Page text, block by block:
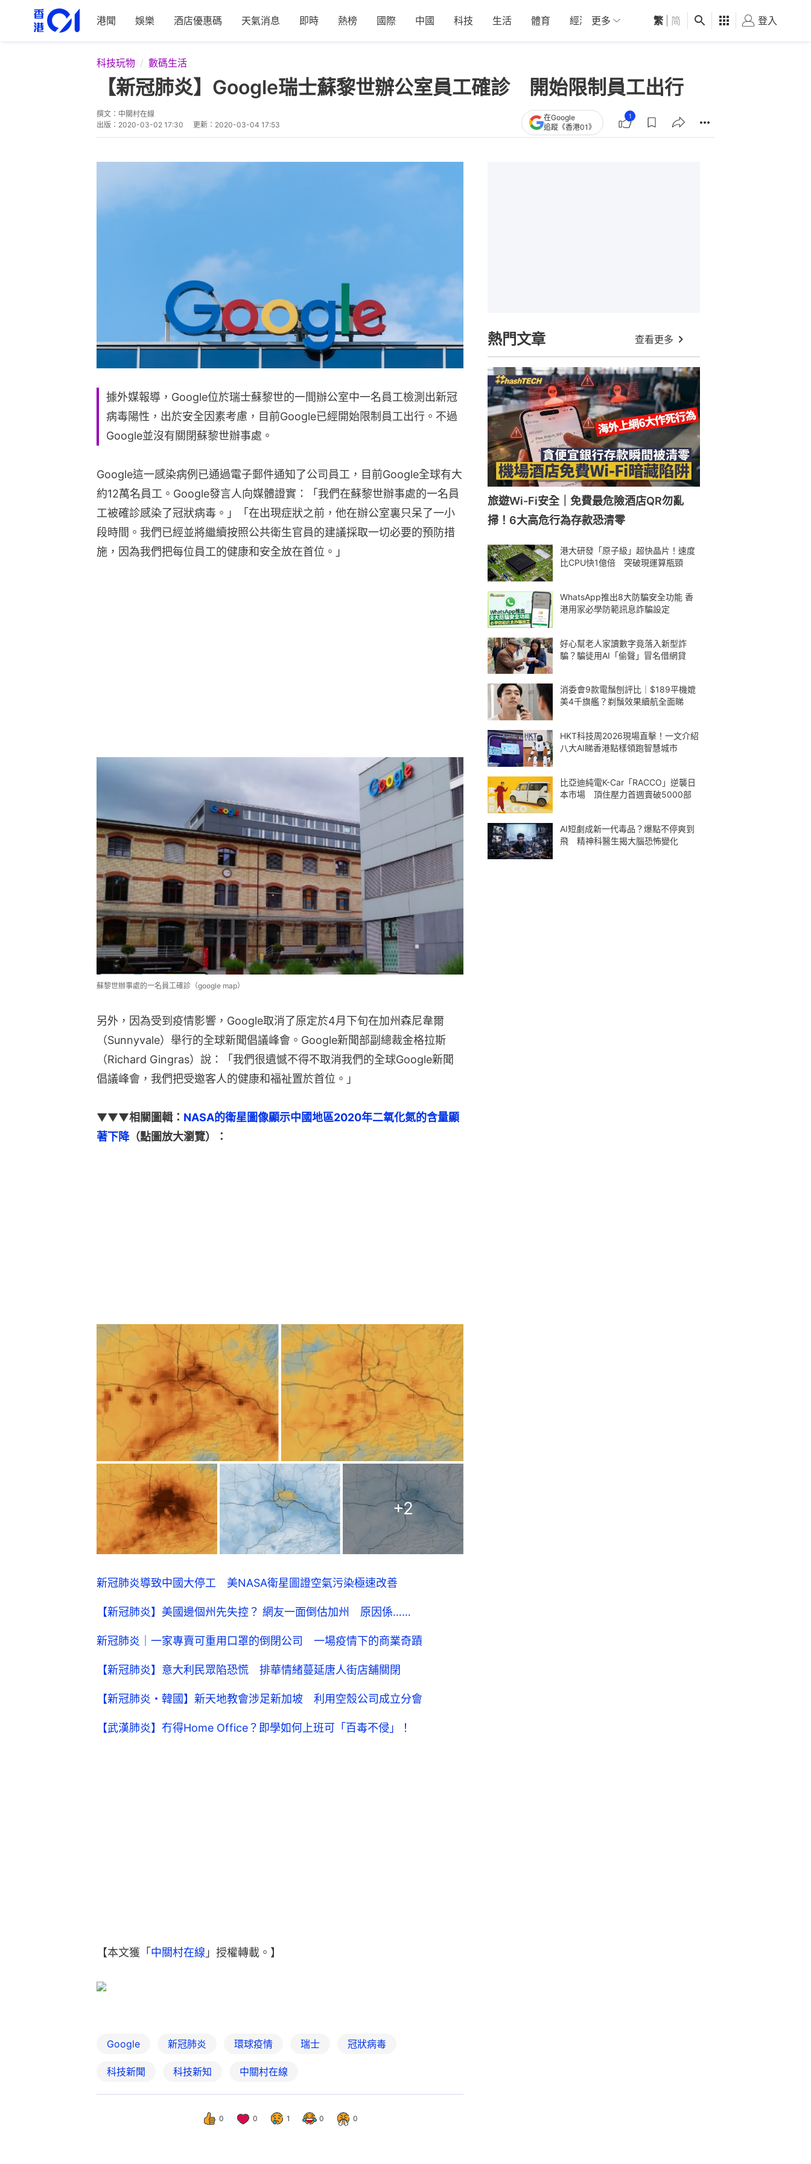
港聞 娛樂 酒店優惠碼 天氣消息 即時 熱榜 國際 中國 科技 生活 體育 經濟 01深圳 觀點 健康 好食玩飛
更多 繁 简 登入
科技玩物 數碼生活
【新冠肺炎】Google瑞士蘇黎世辦公室員工確診 開始限制員工出行
撰文： 中關村在線
出版： 2020-03-02 17:30 更新： 2020-03-04 17:53
在Google
追蹤《香港01》
1
據外媒報導，Google位於瑞士蘇黎世的一間辦公室中一名員工檢測出新冠
病毒陽性，出於安全因素考慮，目前Google已經開始限制員工出行。不過
Google並沒有關閉蘇黎世辦事處。
Google這一感染病例已通過電子郵件通知了公司員工，目前Google全球有大
約12萬名員工。Google發言人向媒體證實：「我們在蘇黎世辦事處的一名員
工被確診感染了冠狀病毒。」「在出現症狀之前，他在辦公室裏只呆了一小
段時間。我們已經並將繼續按照公共衛生官員的建議採取一切必要的預防措
施，因為我們把每位員工的健康和安全放在首位。」
蘇黎世辦事處的一名員工確診（google map）
另外，因為受到疫情影響，Google取消了原定於4月下旬在加州森尼韋爾
（Sunnyvale）舉行的全球新聞倡議峰會。Google新聞部副總裁金格拉斯
（Richard Gingras）說：「我們很遺憾不得不取消我們的全球Google新聞
倡議峰會，我們把受邀客人的健康和福祉置於首位。」
▼▼▼相關圖輯： NASA的衛星圖像顯示中國地區2020年二氧化氮的含量顯
著下降（點圖放大瀏覽）：
+2
新冠肺炎導致中國大停工 美NASA衛星圖證空氣污染極速改善
【新冠肺炎】美國邊個州先失控？ 網友一面倒估加州 原因係……
新冠肺炎｜一家專賣可重用口罩的倒閉公司 一場疫情下的商業奇蹟
【新冠肺炎】意大利民眾陷恐慌 排華情緒蔓延唐人街店舖關閉
【新冠肺炎・韓國】新天地教會涉足新加坡 利用空殼公司成立分會
【武漢肺炎】冇得Home Office？即學如何上班可「百毒不侵」！
【本文獲「中關村在線 」授權轉載。】
Google 新冠肺炎 環球疫情 瑞士 冠狀病毒
科技新聞 科技新知 中關村在線
0 0 1 0 0
熱門文章 查看更多
旅遊Wi-Fi安全｜免費最危險酒店QR勿亂
掃！6大高危行為存款恐清零
港大研發「原子級」超快晶片！速度
比CPU快1億倍 突破現運算瓶頸
WhatsApp推出8大防騙安全功能 香
港用家必學防範訊息詐騙設定
好心幫老人家讀數字竟落入新型詐
騙？騙徒用AI「偷聲」冒名借網貸
消委會9款電鬚刨評比｜$189平機媲
美4千旗艦？剃鬚效果續航全面睇
HKT科技周2026現場直擊！一文介紹
八大AI睇香港點樣領跑智慧城市
比亞迪純電K-Car「RACCO」逆襲日
本市場 頂住壓力首週賣破5000部
AI短劇成新一代毒品？爆點不停爽到
飛 精神科醫生揭大腦恐怖變化